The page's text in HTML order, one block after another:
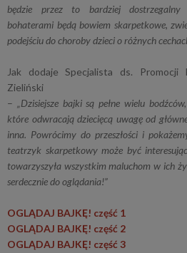
będzie przez to bardziej dostrzegalny
bohaterami będą bowiem skarpetkowe,
podejściu do choroby dzieci o różnych
Jak dodaje Specjalista ds. Promocji
Zieliński
–
„Dzisiejsze bajki są pełne wielu
które odwracają dziecięcą uwagę od
inna. Powrócimy do przeszłości i
teatrzyk skarpetkowy może być
towarzyszyła wszystkim maluchom w ich
serdecznie do oglądania!”
OGLĄDAJ BAJKĘ! część 1
OGLĄDAJ BAJKĘ! część 2
OGLĄDAJ BAJKĘ! część 3